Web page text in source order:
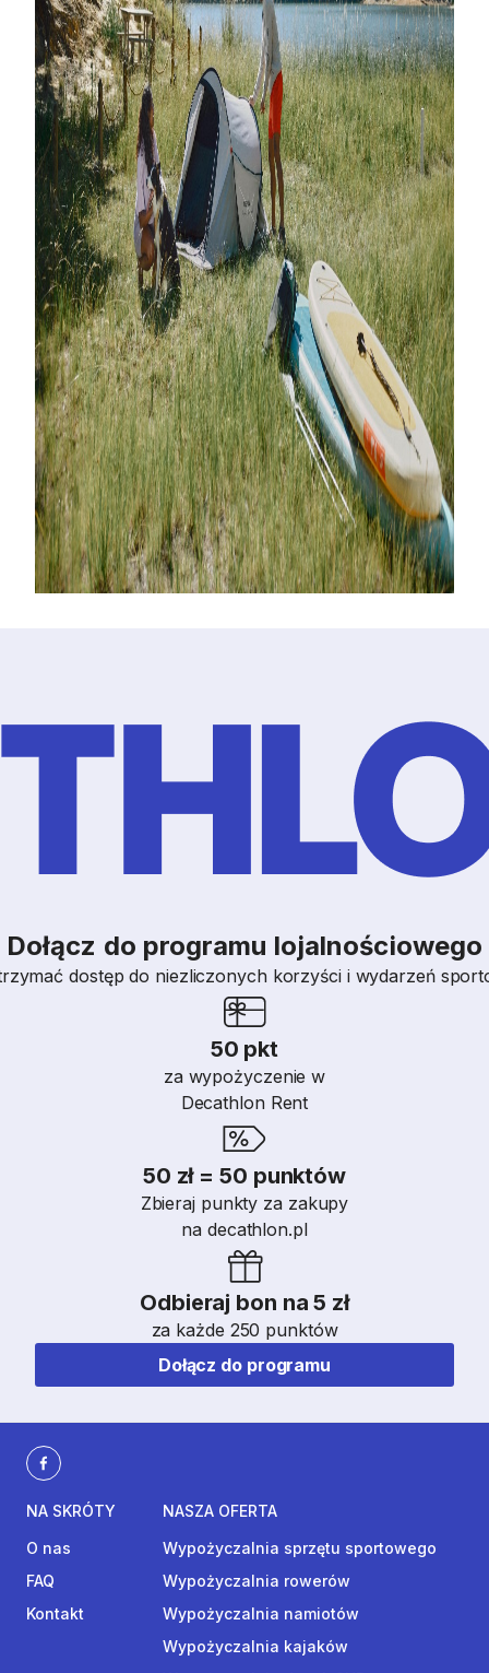
Dołącz do programu lojalnościowego
dostęp do niezliczonych korzyści i wydarzeń
50 pkt
za wypożyczenie w
Decathlon Rent
50 zł = 50 punktów
Zbieraj punkty za zakupy
na decathlon.pl
Odbieraj bon na 5 zł
za każde 250 punktów
Dołącz do programu
NA SKRÓTY
O nas
FAQ
Kontakt
NASZA OFERTA
Wypożyczalnia sprzętu sportowego
Wypożyczalnia rowerów
Wypożyczalnia namiotów
Wypożyczalnia kajaków